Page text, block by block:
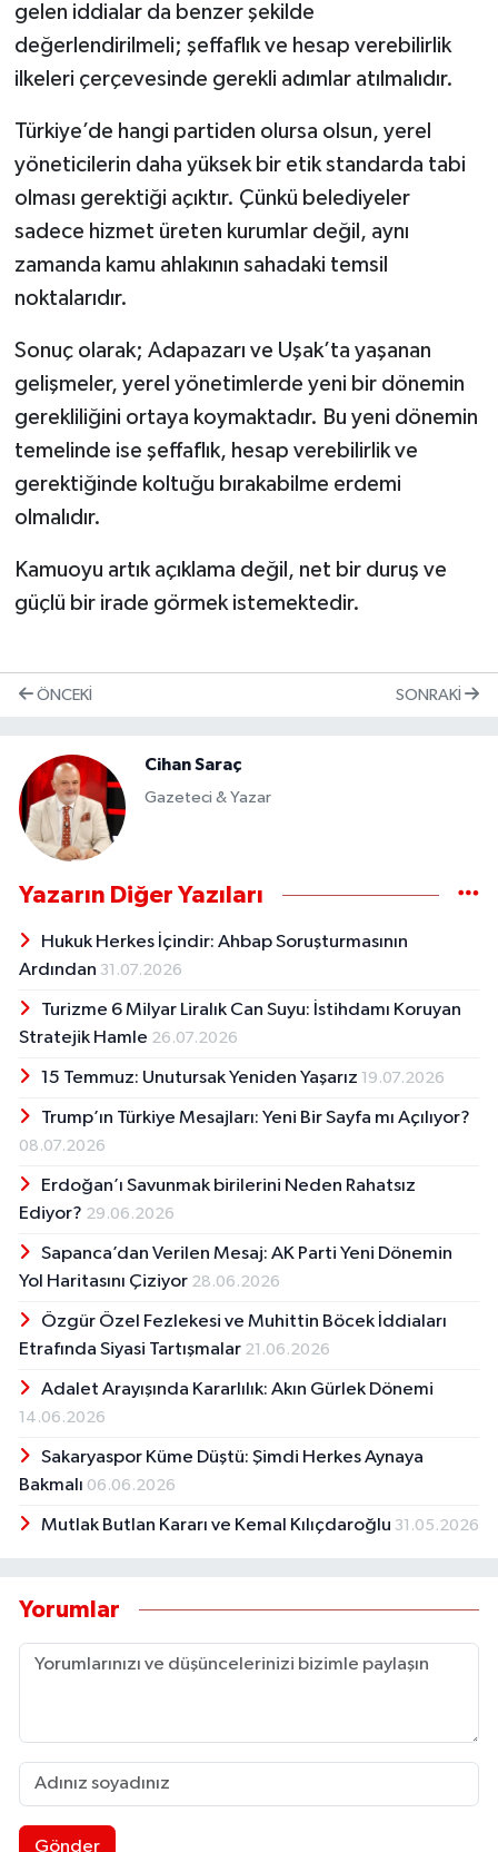
gelen iddialar da benzer şekilde
değerlendirilmeli; şeffaflık ve hesap verebilirlik
ilkeleri çerçevesinde gerekli adımlar atılmalıdır.
Türkiye’de hangi partiden olursa olsun, yerel
yöneticilerin daha yüksek bir etik standarda tabi
olması gerektiği açıktır. Çünkü belediyeler
sadece hizmet üreten kurumlar değil, aynı
zamanda kamu ahlakının sahadaki temsil
noktalarıdır.
Sonuç olarak; Adapazarı ve Uşak’ta yaşanan
gelişmeler, yerel yönetimlerde yeni bir dönemin
gerekliliğini ortaya koymaktadır. Bu yeni dönemin
temelinde ise şeffaflık, hesap verebilirlik ve
gerektiğinde koltuğu bırakabilme erdemi
olmalıdır.
Kamuoyu artık açıklama değil, net bir duruş ve
güçlü bir irade görmek istemektedir.
ÖNCEKI SONRAKI
Cihan Saraç
Gazeteci & Yazar
Yazarın Diğer Yazıları
Hukuk Herkes İçindir: Ahbap Soruşturmasının
Ardından 31.07.2026
Turizme 6 Milyar Liralık Can Suyu: İstihdamı Koruyan
Stratejik Hamle 26.07.2026
15 Temmuz: Unutursak Yeniden Yaşarız 19.07.2026
Trump’ın Türkiye Mesajları: Yeni Bir Sayfa mı Açılıyor?
08.07.2026
Erdoğan’ı Savunmak birilerini Neden Rahatsız
Ediyor? 29.06.2026
Sapanca’dan Verilen Mesaj: AK Parti Yeni Dönemin
Yol Haritasını Çiziyor 28.06.2026
Özgür Özel Fezlekesi ve Muhittin Böcek İddiaları
Etrafında Siyasi Tartışmalar 21.06.2026
Adalet Arayışında Kararlılık: Akın Gürlek Dönemi
14.06.2026
Sakaryaspor Küme Düştü: Şimdi Herkes Aynaya
Bakmalı 06.06.2026
Mutlak Butlan Kararı ve Kemal Kılıçdaroğlu 31.05.2026
Yorumlar
Gönder